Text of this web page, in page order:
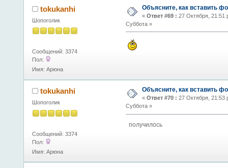
tokukanhi
Шопоголик
Сообщений: 3374
Пол:
Имя: Арюна
Объясните, как вставить
« Ответ #69 : 27 Октября, 21:51
Суббота »
tokukanhi
Шопоголик
Сообщений: 3374
Пол:
Имя: Арюна
Объясните, как вставить
« Ответ #70 : 27 Октября, 21:53
Суббота »
получилось